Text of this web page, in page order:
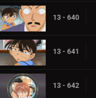
13 - 640
13 - 641
13 - 642